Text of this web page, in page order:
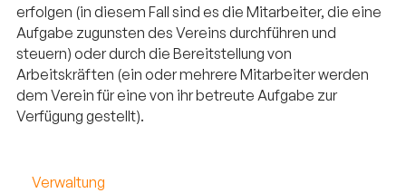
erfolgen (in diesem Fall sind es die Mitarbeiter, die eine
Aufgabe zugunsten des Vereins durchführen und
steuern) oder durch die Bereitstellung von
Arbeitskräften (ein oder mehrere Mitarbeiter werden
dem Verein für eine von ihr betreute Aufgabe zur
Verfügung gestellt).
Verwaltung